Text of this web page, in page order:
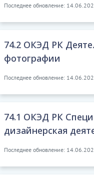
Последнее обновление:
74.2 ОКЭД РК
фотографии
Последнее обновление:
74.1 ОКЭД РК
дизайнерская
Последнее обновление: